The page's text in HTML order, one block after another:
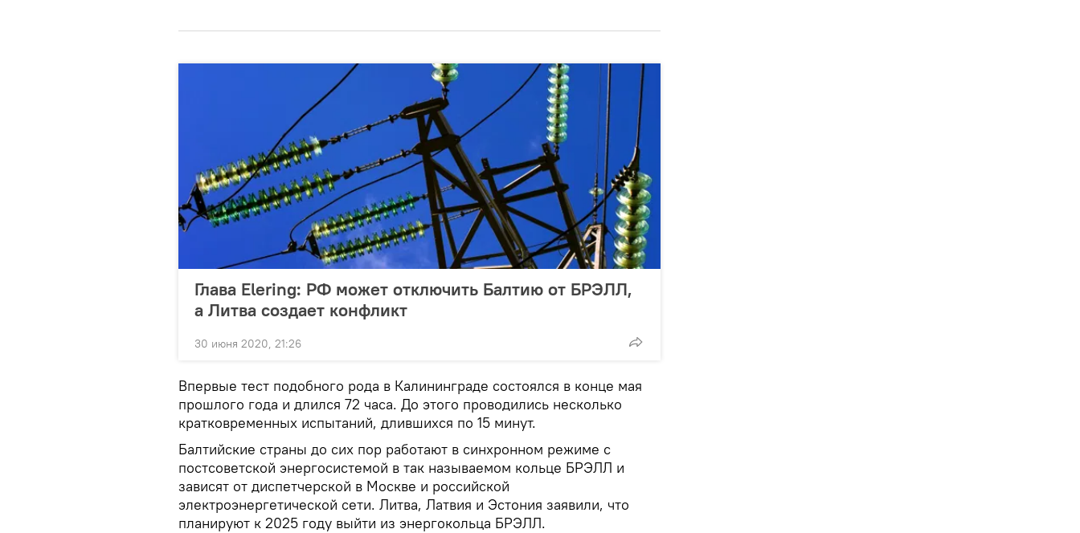
Глава Elering: РФ может отключить Балтию от БРЭЛЛ,
а Литва создает конфликт
30 июня 2020, 21:26
Впервые тест подобного рода в Калининграде состоялся в конце мая
прошлого года и длился 72 часа. До этого проводились несколько
кратковременных испытаний, длившихся по 15 минут.
Балтийские страны до сих пор работают в синхронном режиме с
постсоветской энергосистемой в так называемом кольце БРЭЛЛ и
зависят от диспетчерской в Москве и российской
электроэнергетической сети. Литва, Латвия и Эстония заявили, что
планируют к 2025 году выйти из энергокольца БРЭЛЛ.